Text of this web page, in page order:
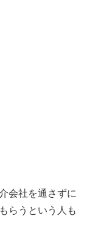
会社を通さずに
らうという人も